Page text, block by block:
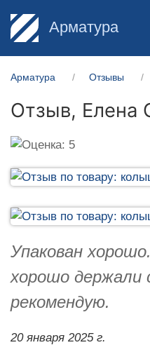
Арматура
Арматура Отзывы
Отзыв, Елена
Упакован
хорошо держали
рекомендую.
20 января 2025 г.